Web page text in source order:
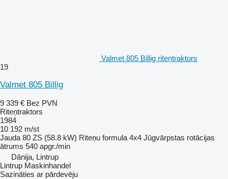
Valmet 805 Billig riteņtraktors
19
Valmet 805 Billig
9 339 € Bez PVN
Riteņtraktors
1984
10 192 m/st
Jauda 80 ZS (58.8 kW) Riteņu formula 4x4 Jūgvārpstas rotācijas
ātrums 540 apgr./min
Dānija, Lintrup
Lintrup Maskinhandel
Sazināties ar pārdevēju